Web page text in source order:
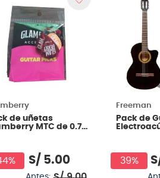
de uñetas
MTC de 0.7
S/ 5.00
Freeman
Pack de
39%